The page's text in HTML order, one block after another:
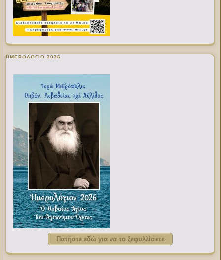
ΗΜΕΡΟΛΟΓΙΟ 2026
Πατήστε εδώ για να το ξεφυλλίσετε